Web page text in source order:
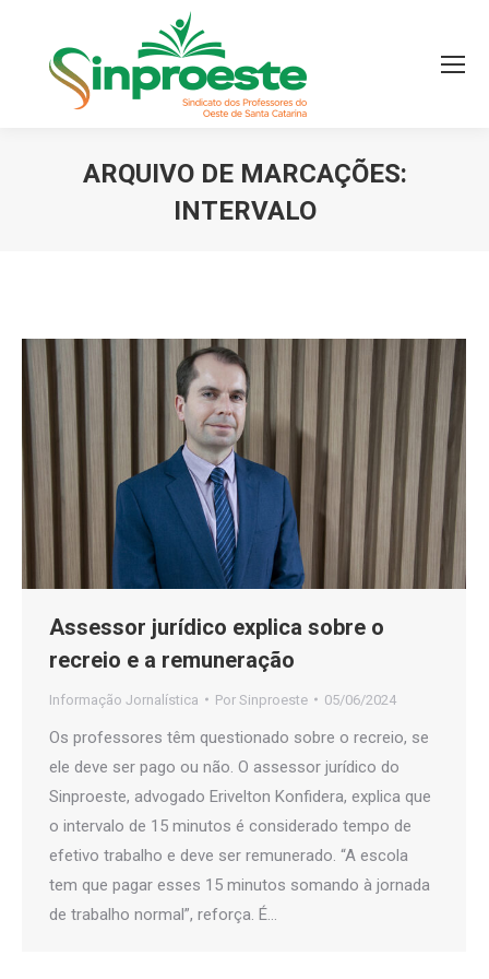
ARQUIVO DE MARCAÇÕES:
INTERVALO
Assessor jurídico explica sobre o
recreio e a remuneração
Informação Jornalística Por Sinproeste 05/06/2024
Os professores têm questionado sobre o recreio, se
ele deve ser pago ou não. O assessor jurídico do
Sinproeste, advogado Erivelton Konfidera, explica que
o intervalo de 15 minutos é considerado tempo de
efetivo trabalho e deve ser remunerado. “A escola
tem que pagar esses 15 minutos somando à jornada
de trabalho normal”, reforça. É…